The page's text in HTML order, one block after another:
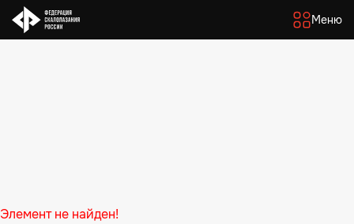
Меню
Элемент не найден!